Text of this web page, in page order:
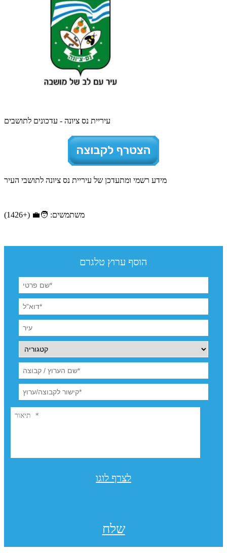
עיריית נס ציונה - עדכונים לתושבים
מידע רשמי ומתעדכן של עיריית נס ציונה לתושבי העיר
משתמשים: 🧑‍💼 (+1426)
הוסף ערוץ טלגרם
לצרף לוגו
שלח